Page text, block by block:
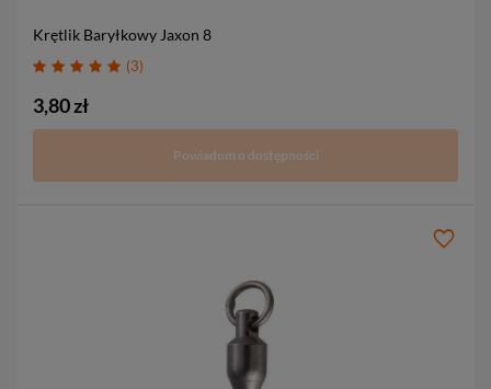
Krętlik Baryłkowy Jaxon 8
3
3,80 zł
Powiadom o dostępności